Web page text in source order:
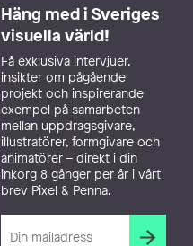
Häng med i Sveriges
visuella värld!
Få exklusiva intervjuer,
insikter om pågående
projekt och inspirerande
exempel på samarbeten
mellan uppdragsgivare,
illustratörer, formgivare och
animatörer – direkt i din
inkorg 8 gånger per år i vårt
brev Pixel & Penna.